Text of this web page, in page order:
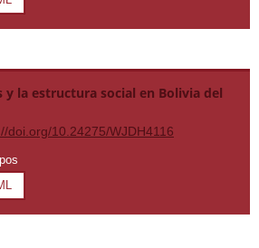
y la estructura social en Bolivia del
doi.org/10.24275/WJDH4116